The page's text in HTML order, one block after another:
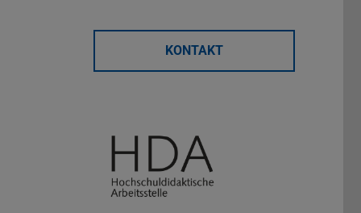
KONTAKT